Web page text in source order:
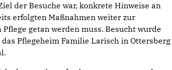
der Besuche war, konkrete Hinweise an
erfolgten Maßnahmen weiter zur
getan werden muss. Besucht wurde
Pflegeheim Familie Larisch in Ottersberg